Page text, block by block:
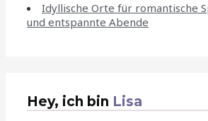
Idyllische Orte für romantische
und entspannte Abende
Hey, ich bin Lisa